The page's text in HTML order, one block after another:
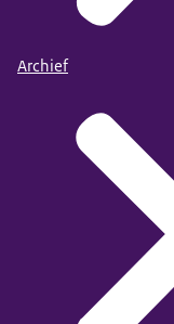
Archief